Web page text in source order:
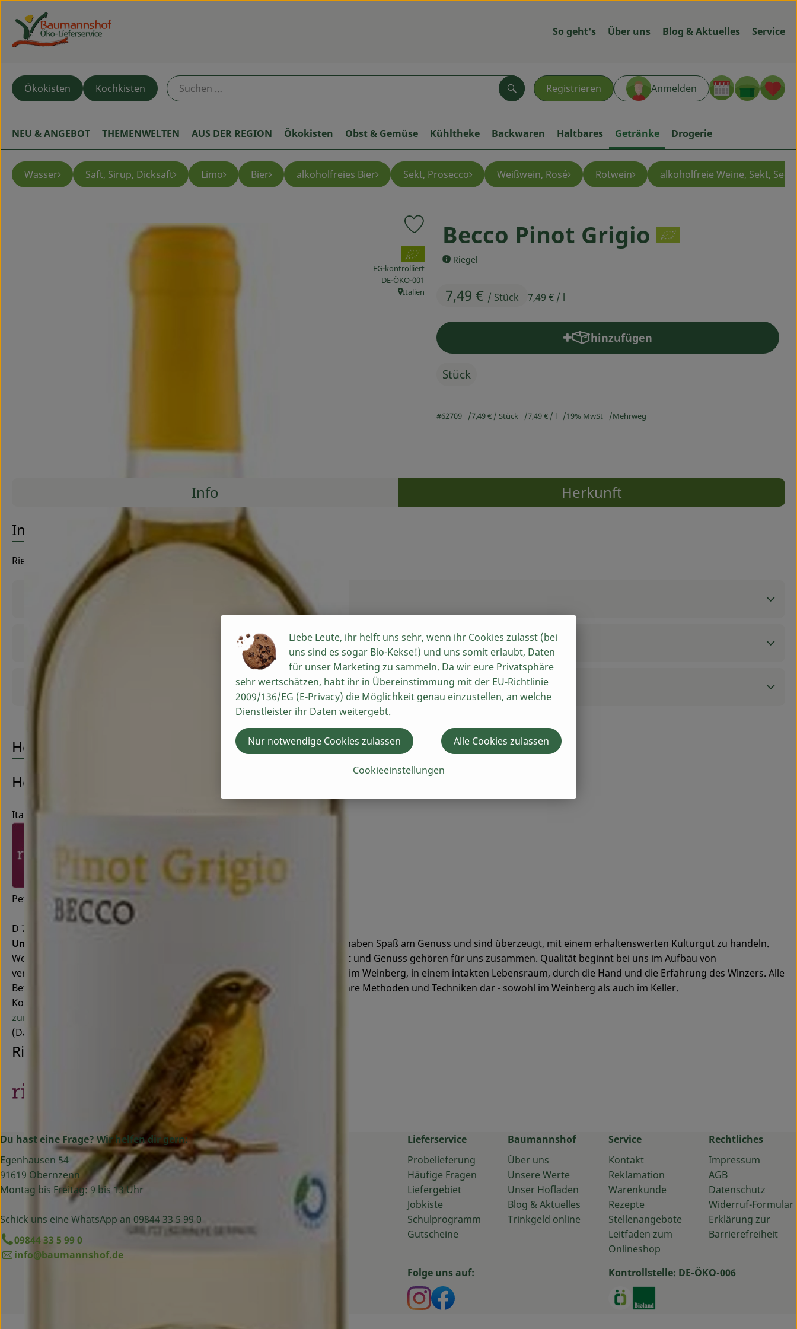
So geht's Über uns Blog & Aktuelles Service
Registrieren Anmelden
Suchen
Ökokisten Kochkisten
NEU & ANGEBOT THEMENWELTEN AUS DER REGION Ökokisten Obst & Gemüse Kühltheke Backwaren Haltbares Getränke Drogerie
Wasser Saft, Sirup, Dicksaft Limo Bier alkoholfreies Bier Sekt, Prosecco Weißwein, Rosé Rotwein alkoholfreie Weine, Sekt,
Becco Pinot Grigio
Riegel
7,49 € / Stück 7,49 € / l
Produkt zu Favouriten hinzufügen
, Verband:
EG-kontrolliert
, Kontrollstelle:
DE-ÖKO-001
, Herkunft:
Italien
hinzufügen
Produkt zum Warenkorb hinzufügen
Stück
#62709 7,49 € / Stück 7,49 € / l 19% MwSt Mehrweg
Rezepte
Info
Herkunft
Entdecke passende RezepteEs wurden keine passenden Rezepte gefunden.
Info
Riegel
Produktinformationen
Zutaten
Produktdatenblatt
Herkunft
Hersteller: Riegel Bioweine
Italien
Peter Riegel Weinimport GmbH
D 78359 Orsingen
Unser Verständnis von Qualität
Wir sind leidenschaftliche Weinfreunde, haben Spaß am Genuss und sind überzeugt, mit einem erhaltenswerten Kulturgut zu handeln.
Wein wird für uns nie ein seelenloser Massenartikel sein. Ökologie, Qualität und Genuss gehören für uns zusammen. Qualität beginnt bei uns im Aufbau von
vertrauensvollen Beziehungen zu unseren Winzern. Gute Weine entstehen im Weinberg, in einem intakten Lebensraum, durch die Hand und die Erfahrung des Winzers. Alle
Betriebe, mit denen wir zusammenarbeiten, legen offen und transparent ihre Methoden und Techniken dar - sowohl im Weinberg als auch im Keller.
Kontrollnummer D-BW-1-6097-BCD
zur WebSite
(Daten von Ecoinform)
Riegel Eigenmarke
Du hast eine Frage? Wir helfen dir gern:
Egenhausen 54
91619 Obernzenn
Montag bis Freitag: 9 bis 13 Uhr
Schick uns eine WhatsApp an 09844 33 5 99 0
09844 33 5 99 0
info@baumannshof.de
Lieferservice
Probelieferung
Häufige Fragen
Liefergebiet
Jobkiste
Schulprogramm
Gutscheine
Baumannshof
Über uns
Unsere Werte
Unser Hofladen
Blog & Aktuelles
Trinkgeld online
Service
Kontakt
Reklamation
Warenkunde
Rezepte
Stellenangebote
Leitfaden zum
Onlineshop
Rechtliches
Impressum
AGB
Datenschutz
Widerruf-Formular
Erklärung zur
Barrierefreiheit
Folge uns auf:
Externer Link zu https://www.instagram.com/baumannshof/
Externer Link zu https://www.facebook.com/
Kontrollstelle: DE-ÖKO-006
Liebe Leute, ihr helft uns sehr, wenn ihr Cookies zulasst (bei
uns sind es sogar Bio-Kekse!) und uns somit erlaubt, Daten
für unser Marketing zu sammeln. Da wir eure Privatsphäre
sehr wertschätzen, habt ihr in Übereinstimmung mit der EU-Richtlinie
2009/136/EG (E-Privacy) die Möglichkeit genau einzustellen, an welche
Dienstleister ihr Daten weitergebt.
Cookieeinstellungen
Nur notwendige Cookies zulassen Alle Cookies zulassen